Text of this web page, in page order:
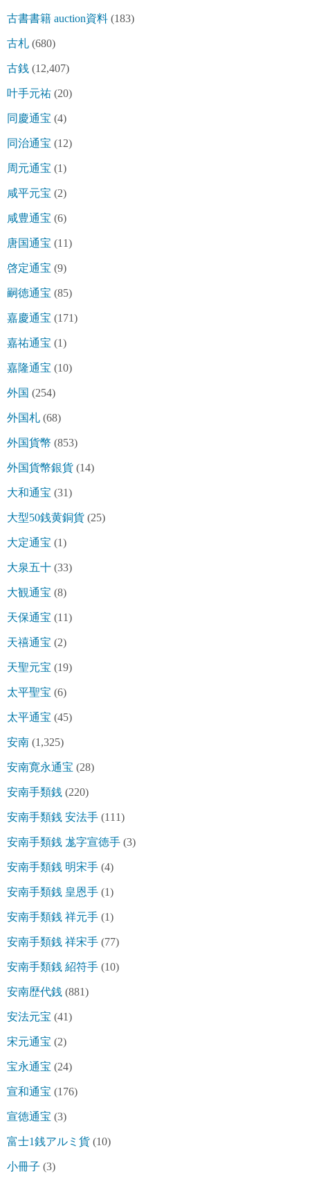
古書書籍 auction資料 (183)
古札 (680)
古銭 (12,407)
叶手元祐 (20)
同慶通宝 (4)
同治通宝 (12)
周元通宝 (1)
咸平元宝 (2)
咸豊通宝 (6)
唐国通宝 (11)
啓定通宝 (9)
嗣徳通宝 (85)
嘉慶通宝 (171)
嘉祐通宝 (1)
嘉隆通宝 (10)
外国 (254)
外国札 (68)
外国貨幣 (853)
外国貨幣銀貨 (14)
大和通宝 (31)
大型50銭黄銅貨 (25)
大定通宝 (1)
大泉五十 (33)
大観通宝 (8)
天保通宝 (11)
天禧通宝 (2)
天聖元宝 (19)
太平聖宝 (6)
太平通宝 (45)
安南 (1,325)
安南寛永通宝 (28)
安南手類銭 (220)
安南手類銭 安法手 (111)
安南手類銭 尨字宣徳手 (3)
安南手類銭 明宋手 (4)
安南手類銭 皇恩手 (1)
安南手類銭 祥元手 (1)
安南手類銭 祥宋手 (77)
安南手類銭 紹符手 (10)
安南歴代銭 (881)
安法元宝 (41)
宋元通宝 (2)
宝永通宝 (24)
宣和通宝 (176)
宣徳通宝 (3)
富士1銭アルミ貨 (10)
小冊子 (3)